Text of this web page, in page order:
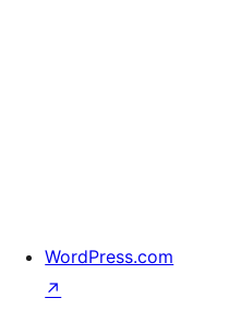
WordPress.com
↗